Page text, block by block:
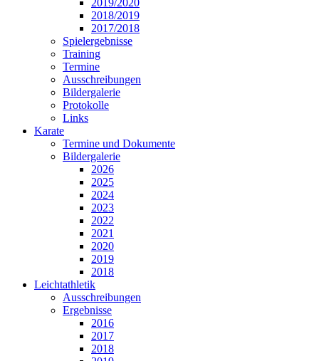
2019/2020
2018/2019
2017/2018
Spielergebnisse
Training
Termine
Ausschreibungen
Bildergalerie
Protokolle
Links
Karate
Termine und Dokumente
Bildergalerie
2026
2025
2024
2023
2022
2021
2020
2019
2018
Leichtathletik
Ausschreibungen
Ergebnisse
2016
2017
2018